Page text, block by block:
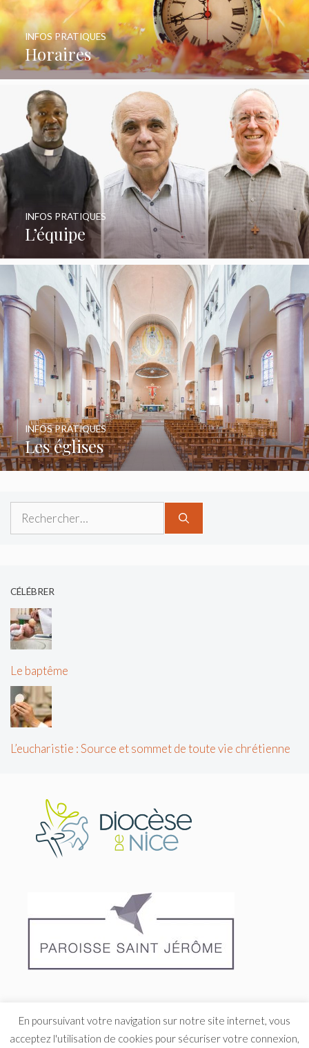
Horaires
INFOS PRATIQUES
L’équipe
INFOS PRATIQUES
Les églises
INFOS PRATIQUES
CÉLÉBRER
Le baptême
L’eucharistie : Source et sommet de toute vie chrétienne
En poursuivant votre navigation sur notre site internet, vous
acceptez l'utilisation de cookies pour sécuriser votre connexion,